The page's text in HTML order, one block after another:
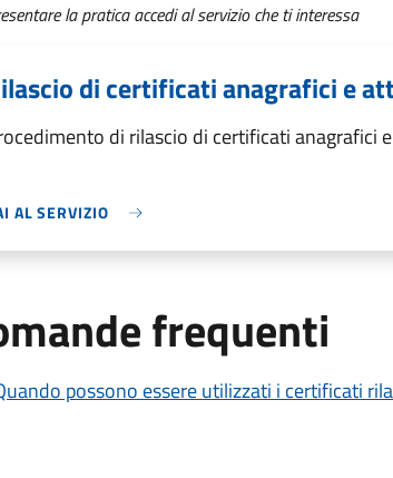
la pratica accedi al servizio che ti interessa
di certificati anagrafici e
di rilascio di certificati anagrafici
AL SERVIZIO
frequenti
possono essere utilizzati i certificati